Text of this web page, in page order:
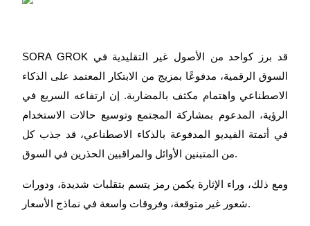
العقود الآجلة لـ COIN-M
العقود الآجلة للعملات المشفرة
TradFi
SORA GROK قد برز كواحد من الأصول غير التقليدية في
السوق الرقمية، مدفوعًا بمزيج من الابتكار المعتمد على الذكاء
الاصطناعي واهتمام مكثف بالمضاربة. إن ارتفاعه السريع في
الرؤية، المدعوم بمشاركة المجتمع وتوسيع حالات الاستخدام
في أتمتة الفيديو المدفوعة بالذكاء الاصطناعي، قد جذب كل
من المتبنين الأوائل والمراقبين الحذرين في السوق.
ومع ذلك، وراء الإثارة يكمن رمز يتسم بتقلبات شديدة، ودورات
شعور غير متوقعة، وفروقات واسعة في نماذج الأسعار.